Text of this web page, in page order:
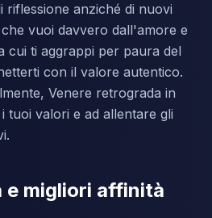
riflessione anziché di nuovi
vuoi davvero dall'amore e
cui ti aggrappi per paura del
con il valore autentico.
Venere retrograda in
tuoi valori e ad allentare gli
e migliori affinità